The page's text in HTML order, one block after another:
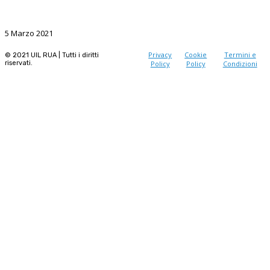
5 Marzo 2021
© 2021 UIL RUA | Tutti i diritti
riservati.
Privacy
Policy
Cookie
Policy
Termini e
Condizioni